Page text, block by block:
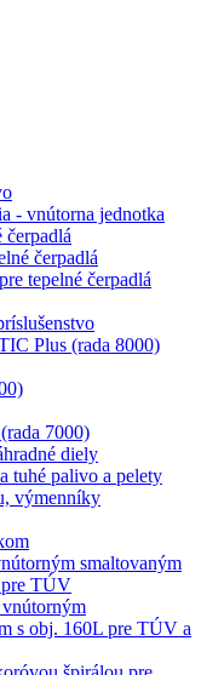
- vnútorna jednotka
čerpadlá
čerpadlá
tepelné čerpadlá
Plus (rada 8000)
7000)
diely
tuhé palivo a pelety
výmenníky
smaltovaným
pre TÚV
s obj. 160L pre TÚV a